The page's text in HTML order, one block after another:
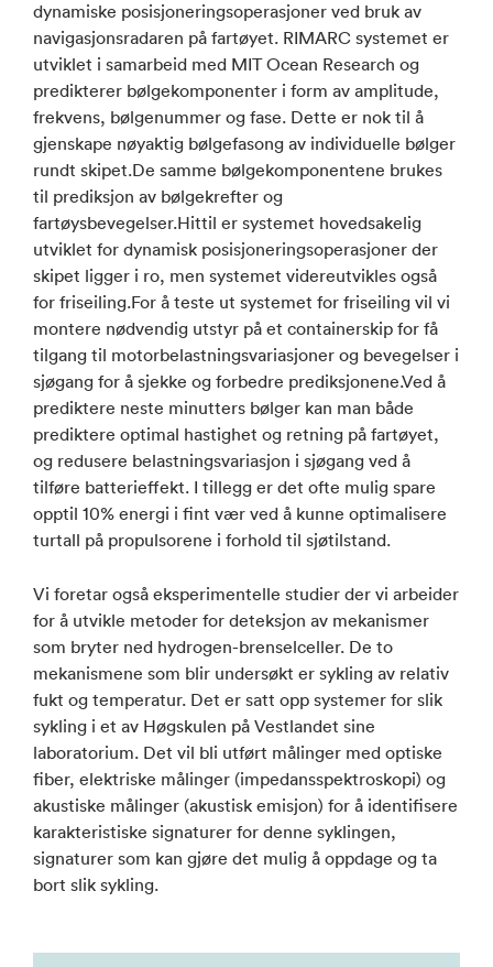
dynamiske posisjoneringsoperasjoner ved bruk av
navigasjonsradaren på fartøyet. RIMARC systemet er
utviklet i samarbeid med MIT Ocean Research og
predikterer bølgekomponenter i form av amplitude,
frekvens, bølgenummer og fase. Dette er nok til å
gjenskape nøyaktig bølgefasong av individuelle bølger
rundt skipet.De samme bølgekomponentene brukes
til prediksjon av bølgekrefter og
fartøysbevegelser.Hittil er systemet hovedsakelig
utviklet for dynamisk posisjoneringsoperasjoner der
skipet ligger i ro, men systemet videreutvikles også
for friseiling.For å teste ut systemet for friseiling vil vi
montere nødvendig utstyr på et containerskip for få
tilgang til motorbelastningsvariasjoner og bevegelser i
sjøgang for å sjekke og forbedre prediksjonene.Ved å
prediktere neste minutters bølger kan man både
prediktere optimal hastighet og retning på fartøyet,
og redusere belastningsvariasjon i sjøgang ved å
tilføre batterieffekt. I tillegg er det ofte mulig spare
opptil 10% energi i fint vær ved å kunne optimalisere
turtall på propulsorene i forhold til sjøtilstand.
Vi foretar også eksperimentelle studier der vi arbeider
for å utvikle metoder for deteksjon av mekanismer
som bryter ned hydrogen-brenselceller. De to
mekanismene som blir undersøkt er sykling av relativ
fukt og temperatur. Det er satt opp systemer for slik
sykling i et av Høgskulen på Vestlandet sine
laboratorium. Det vil bli utført målinger med optiske
fiber, elektriske målinger (impedansspektroskopi) og
akustiske målinger (akustisk emisjon) for å identifisere
karakteristiske signaturer for denne syklingen,
signaturer som kan gjøre det mulig å oppdage og ta
bort slik sykling.